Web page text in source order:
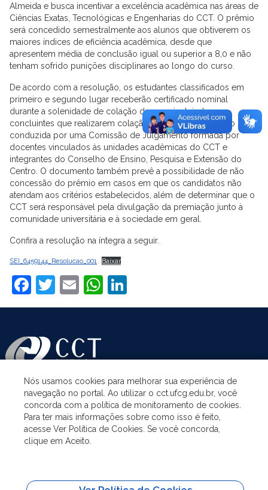
Almeida e busca incentivar a excelência acadêmica nas áreas de
Ciências Exatas, Tecnológicas e Engenharias do CCT. O prêmio
será concedido semestralmente aos alunos que obtiverem os
maiores índices de eficiência acadêmica, desde que
apresentem média de conclusão igual ou superior a 8,0 e não
tenham sofrido punições disciplinares ao longo do curso.
De acordo com a resolução, os estudantes classificados em
primeiro e segundo lugar receberão certificado nominal
durante a solenidade de colação de grau, incluindo os
concluintes que realizarem colação antecipada. A seleção será
conduzida por uma Comissão de Julgamento formada por
docentes vinculados às unidades acadêmicas do CCT e
integrantes do Conselho de Ensino, Pesquisa e Extensão do
Centro. O documento também prevê a possibilidade de não
concessão do prêmio em casos em que os candidatos não
atendam aos critérios estabelecidos, além de determinar que o
CCT será responsável pela divulgação da premiação junto à
comunidade universitária e à sociedade em geral.
Confira a resolução na íntegra a seguir.
SEI_6459144_Resolucao_001 Baixar
Facebook
Twitter
EmailWhatsApp
ASSUNTOS
ACESSO À INFORMAÇÃO
Nós usamos cookies para melhorar sua experiência de
navegação no portal. Ao utilizar o cct.ufcg.edu.br, você
concorda com a política de monitoramento de cookies.
Para ter mais informações sobre como isso é feito,
acesse Ver Política de Cookies. Se você concorda,
clique em Aceito.